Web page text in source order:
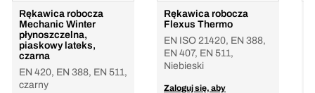
Rękawica robocza
Mechanic Winter
płynoszczelna,
piaskowy lateks,
czarna
EN 420, EN 388, EN 511,
czarny
Rękawica robocza
Flexus Thermo
EN ISO 21420, EN 388,
EN 407, EN 511,
Niebieski
Zaloguj się, aby